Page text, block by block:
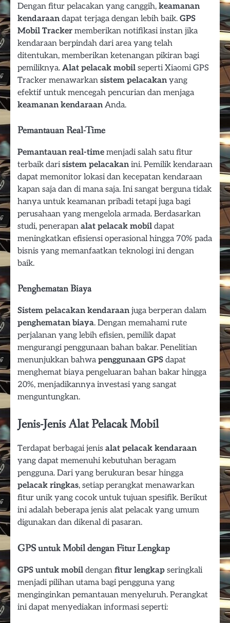
Dengan fitur pelacakan yang canggih, keamanan
kendaraan dapat terjaga dengan lebih baik. GPS
Mobil Tracker memberikan notifikasi instan jika
kendaraan berpindah dari area yang telah
ditentukan, memberikan ketenangan pikiran bagi
pemiliknya. Alat pelacak mobil seperti Xiaomi GPS
Tracker menawarkan sistem pelacakan yang
efektif untuk mencegah pencurian dan menjaga
keamanan kendaraan Anda.
Pemantauan Real-Time
Pemantauan real-time menjadi salah satu fitur
terbaik darisistem pelacakan ini. Pemilik kendaraan
dapat memonitor lokasi dan kecepatan kendaraan
kapan saja dan di mana saja. Ini sangat berguna tidak
hanya untuk keamanan pribadi tetapi juga bagi
perusahaan yang mengelola armada. Berdasarkan
studi, penerapan alat pelacak mobil dapat
meningkatkan efisiensi operasional hingga 70% pada
bisnis yang memanfaatkan teknologi ini dengan
baik.
Penghematan Biaya
Sistem pelacakan kendaraan juga berperan dalam
penghematan biaya. Dengan memahami rute
perjalanan yang lebih efisien, pemilik dapat
mengurangi penggunaan bahan bakar. Penelitian
menunjukkan bahwapenggunaan GPS dapat
menghemat biaya pengeluaran bahan bakar hingga
20%, menjadikannya investasi yang sangat
menguntungkan.
Jenis-Jenis Alat Pelacak Mobil
Terdapat berbagai jenis alat pelacak kendaraan
yang dapat memenuhi kebutuhan beragam
pengguna. Dari yang berukuran besar hingga
pelacak ringkas, setiap perangkat menawarkan
fitur unik yang cocok untuk tujuan spesifik. Berikut
ini adalah beberapa jenis alat pelacak yang umum
digunakan dan dikenal di pasaran.
GPS untuk Mobil dengan Fitur Lengkap
GPS untuk mobil dengan fitur lengkap seringkali
menjadi pilihan utama bagi pengguna yang
menginginkan pemantauan menyeluruh. Perangkat
ini dapat menyediakan informasi seperti: